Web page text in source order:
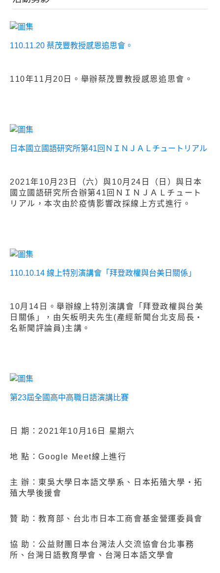
110.11.20 蔡茂豐教授感恩追思會。
110年11月20日。舉辦蔡茂豐教授感恩追思會。
日本國立國語研究所第41回ＮＩＮＪＡＬチュートリアル
2021年10月23日（六）與10月24日（日）與日本
國立國語研究所合辦第41回ＮＩＮＪＡＬチュート
リアル，本次由於疫情影響改採線上方式進行。
110.10.14 線上特別演講會「拜登政權與台美日關係」
10月14日。舉辦線上特別演講會「拜登政權與台美
日關係」，由矢板明夫先生(產經新聞台北支局長・
名新聞評論員)主講。
第23屆全國高中高職日語演講比賽
日 期：2021年10月16日 星期六
地 點：Google Meet線上進行
主 辦：東吳大學日本語文學系、日本拓殖大學‧拓
殖大學後援會
贊 助：教育部、台北市日本工商會基金營運委員會
協 助：公益財團日本台灣法人交流協會台北事務
所、台灣日語教育學會、台灣日本語文學會